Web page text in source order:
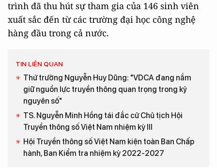
trình đã thu hút sự tham gia của 146 sinh viên
xuất sắc đến từ các trường đại học công nghệ
hàng đầu trong cả nước.
TIN LIÊN QUAN
Thứ trưởng Nguyễn Huy Dũng: "VDCA đang nắm
giữ nguồn lực truyền thông quan trọng trong kỷ
nguyên số"
TS. Nguyễn Minh Hồng tái đắc cử Chủ tịch Hội
Truyền thông số Việt Nam nhiệm kỳ III
Hội Truyền thông số Việt Nam kiện toàn Ban Chấp
hành, Ban Kiểm tra nhiệm kỳ 2022-2027